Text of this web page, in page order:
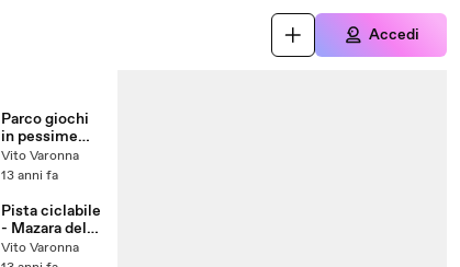
Accedi
Parco giochi
in pessime
condizioni
che andrebbe
Vito Varonna
13 anni fa
Pista ciclabile
- Mazara del
Vallo 27-02-
Vito Varonna